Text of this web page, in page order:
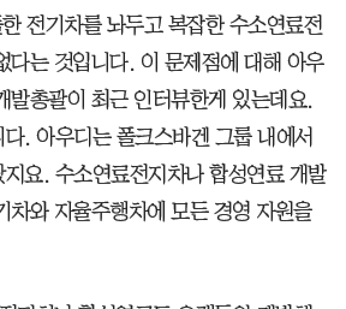
전기차를 놔두고 복잡한 수소연료전
다는 것입니다. 이 문제점에 대해 아우
발총괄이 최근 인터뷰한게 있는데요.
. 아우디는 폴크스바겐 그룹 내에서
요. 수소연료전지차나 합성연료 개발
차와 자율주행차에 모든 경영 자원을